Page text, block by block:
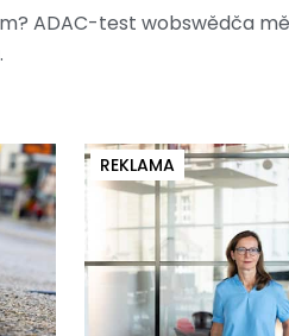
ADAC-test wobswědča
REKLAMA